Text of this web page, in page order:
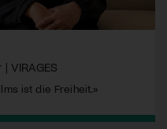
VIRAGES
ist die Freiheit.»